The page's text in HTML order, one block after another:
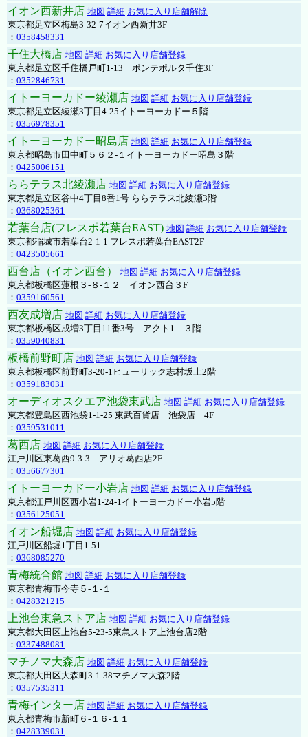
イオン西新井店 地図 詳細 お気に入り店舗解除
東京都足立区梅島3-32-7イオン西新井3F
： 0358458331
千住大橋店 地図 詳細 お気に入り店舗登録
東京都足立区千住橋戸町1-13 ポンテポルタ千住3F
： 0352846731
イトーヨーカドー綾瀬店 地図 詳細 お気に入り店舗登録
東京都足立区綾瀬3丁目4-25イトーヨーカドー５階
： 0356978351
イトーヨーカドー昭島店 地図 詳細 お気に入り店舗登録
東京都昭島市田中町５６２-１イトーヨーカドー昭島３階
： 0425006151
ららテラス北綾瀬店 地図 詳細 お気に入り店舗登録
東京都足立区谷中4丁目8番1号 ららテラス北綾瀬3階
： 0368025361
若葉台店(フレスポ若葉台EAST) 地図 詳細 お気に入り店舗登録
東京都稲城市若葉台2-1-1 フレスポ若葉台EAST2F
： 0423505661
西台店（イオン西台） 地図 詳細 お気に入り店舗登録
東京都板橋区蓮根３-８-１２ イオン西台３F
： 0359160561
西友成増店 地図 詳細 お気に入り店舗登録
東京都板橋区成増3丁目11番3号 アクト1 ３階
： 0359040831
板橋前野町店 地図 詳細 お気に入り店舗登録
東京都板橋区前野町3-20-1ヒューリック志村坂上2階
： 0359183031
オーディオスクエア池袋東武店 地図 詳細 お気に入り店舗登録
東京都豊島区西池袋1-1-25 東武百貨店 池袋店 4F
： 0359531011
葛西店 地図 詳細 お気に入り店舗登録
江戸川区東葛西9-3-3 アリオ葛西店2F
： 0356677301
イトーヨーカドー小岩店 地図 詳細 お気に入り店舗登録
東京都江戸川区西小岩1-24-1イトーヨーカドー小岩5階
： 0356125051
イオン船堀店 地図 詳細 お気に入り店舗登録
江戸川区船堀1丁目1-51
： 0368085270
青梅統合館 地図 詳細 お気に入り店舗登録
東京都青梅市今寺５-１-１
： 0428321215
上池台東急ストア店 地図 詳細 お気に入り店舗登録
東京都大田区上池台5-23-5東急ストア上池台店2階
： 0337488081
マチノマ大森店 地図 詳細 お気に入り店舗登録
東京都大田区大森町3-1-38マチノマ大森2階
： 0357535311
青梅インター店 地図 詳細 お気に入り店舗登録
東京都青梅市新町６-１６-１１
： 0428339031